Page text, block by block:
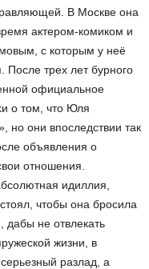
В Москве она
актером-комиком и
с которым у неё
После трех лет бурного
официальное
о том, что Юля
но они впоследствии так
объявления о
отношения.
идиллия,
чтобы она бросила
дабы не отвлекать
жизни, в
разлад, а